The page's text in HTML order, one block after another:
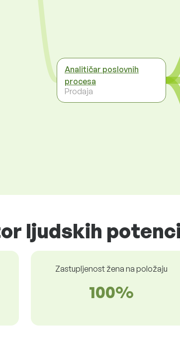
Analitičar poslovnih
procesa
Prodaja
ljudskih
Zastupljenost žena na položaju
100%